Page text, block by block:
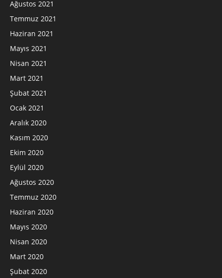
Ağustos 2021
Temmuz 2021
Haziran 2021
Mayıs 2021
Nisan 2021
Mart 2021
Şubat 2021
Ocak 2021
Aralık 2020
Kasım 2020
Ekim 2020
Eylül 2020
Ağustos 2020
Temmuz 2020
Haziran 2020
Mayıs 2020
Nisan 2020
Mart 2020
Şubat 2020